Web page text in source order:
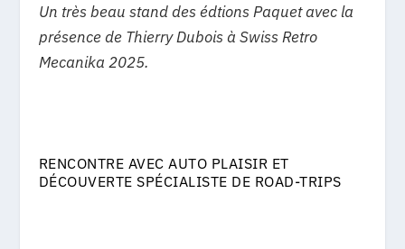
Un très beau stand des édtions Paquet avec la
présence de Thierry Dubois à Swiss Retro
Mecanika 2025.
RENCONTRE AVEC AUTO PLAISIR ET
DÉCOUVERTE SPÉCIALISTE DE ROAD-TRIPS